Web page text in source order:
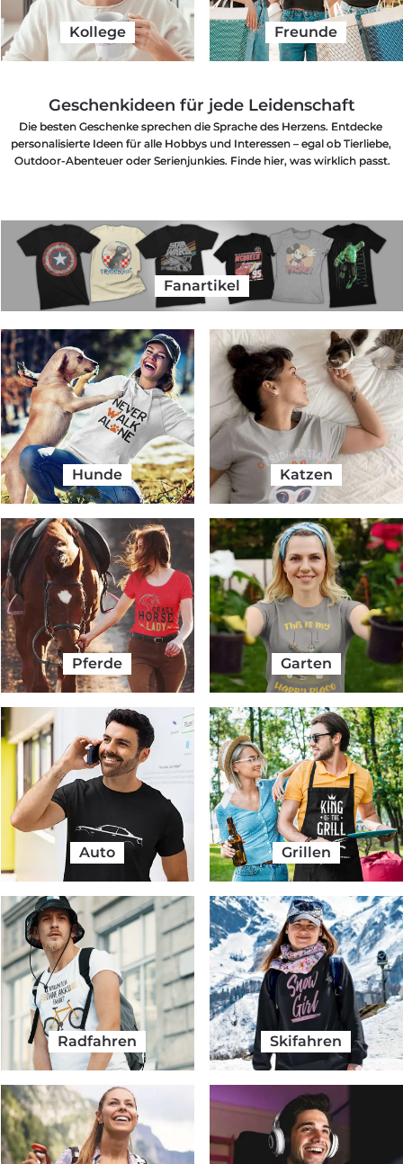
Freunde
Kollege
Geschenkideen für jede Leidenschaft
Die besten Geschenke sprechen die Sprache des Herzens. Entdecke
personalisierte Ideen für alle Hobbys und Interessen – egal ob Tierliebe,
Outdoor-Abenteuer oder Serienjunkies. Finde hier, was wirklich passt.
Katzen
Pferde
Hunde
Garten
Auto Grillen
Radfahren Skifahren
Fanartikel